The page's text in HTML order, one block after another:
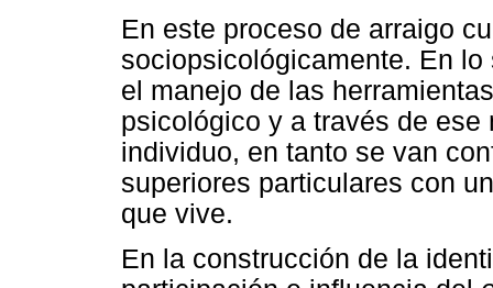
En este proceso de arraigo
sociopsicológicamente. En
el manejo de las
psicológico y a través de
individuo, en tanto se van
superiores particulares con
que vive.
En la construcción de la